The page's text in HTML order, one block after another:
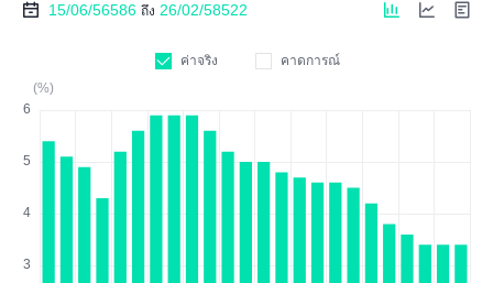
15/06/56586 ถึง 26/02/58522
ค่าจริง
คาดการณ์
(%)